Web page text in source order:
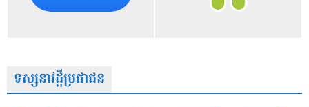
ទស្សនាវដ្តីប្រជាជន